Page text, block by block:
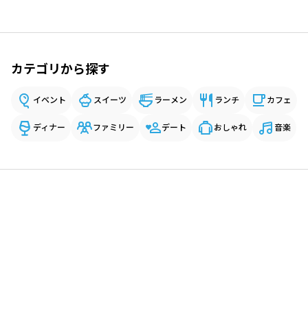
カテゴリから探す
イベント スイーツ ラーメン ランチ カフェ
ディナー ファミリー デート おしゃれ 音楽